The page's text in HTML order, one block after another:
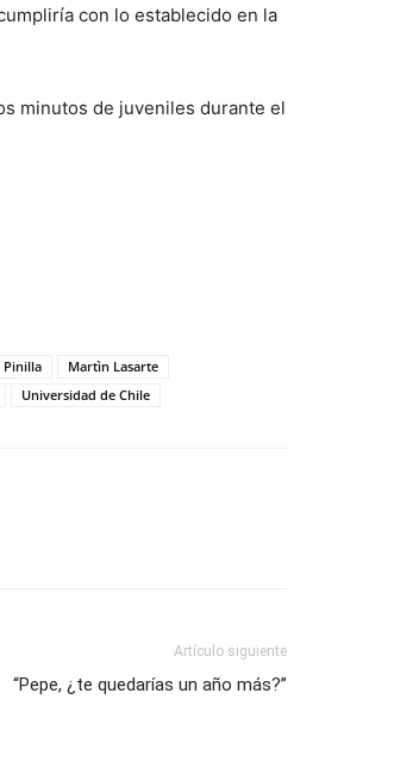
con lo establecido en la
minutos de juveniles durante el
Pinilla
Martìn Lasarte
Universidad de Chile
Artículo siguiente
“Pepe, ¿te quedarías un año más?”